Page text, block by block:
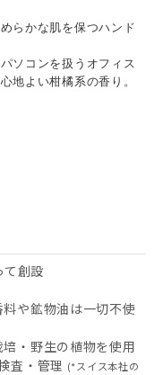
らかな肌を保つハンド
ソコンを扱うオフィス
地よい柑橘系の香り。
創設
や鉱物油は一切不使
・野生の植物を使用
査・管理 (*スイス本社の